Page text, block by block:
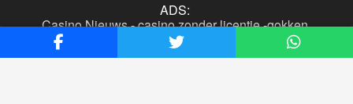
ADS:
Casino Nieuws-casino zonder licentie-gokken
buitenlandse site
beste online casino nederland